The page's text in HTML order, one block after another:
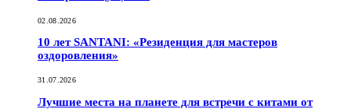
02.08.2026
10 лет SANTANI: «Резиденция для мастеров
оздоровления»
31.07.2026
Лучшие места на планете для встречи с китами от